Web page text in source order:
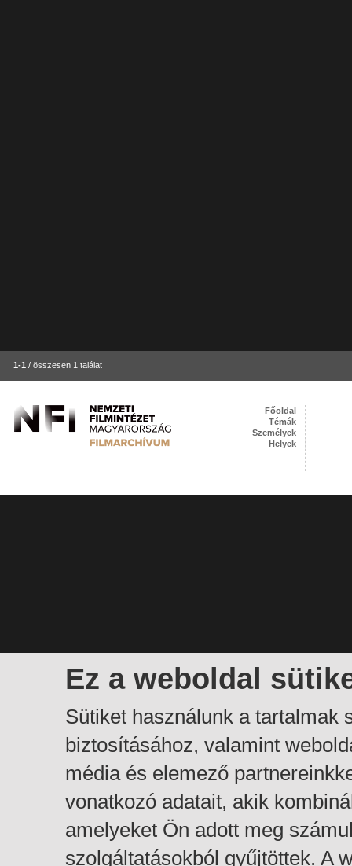
1-1 / összesen 1 találat
Ez a weboldal
Sütiket használunk a tartalmak
biztosításához, valamint
média és elemező
vonatkozó adatait, akik
amelyeket Ön adott meg
szolgáltatásokból gyűjtöttek. A
Főoldal
Témák
Személyek
Helyek